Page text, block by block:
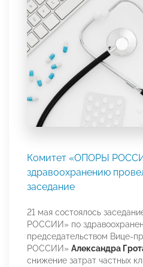
Комитет «ОПОРЫ
здравоохранению
заседание
21 мая состоялось
РОССИИ» по
председательством Вице-
РОССИИ» Александра
снижение затрат частных